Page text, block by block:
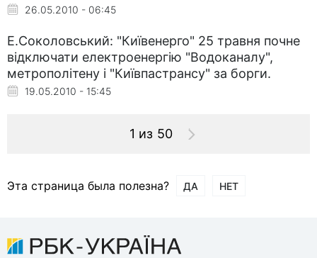
26.05.2010 - 06:45
Е.Соколовський: "Київенерго" 25 травня почне
відключати електроенергію "Водоканалу",
метрополітену і "Київпастрансу" за борги.
19.05.2010 - 15:45
1 из 50
Эта страница была полезна? ДА НЕТ